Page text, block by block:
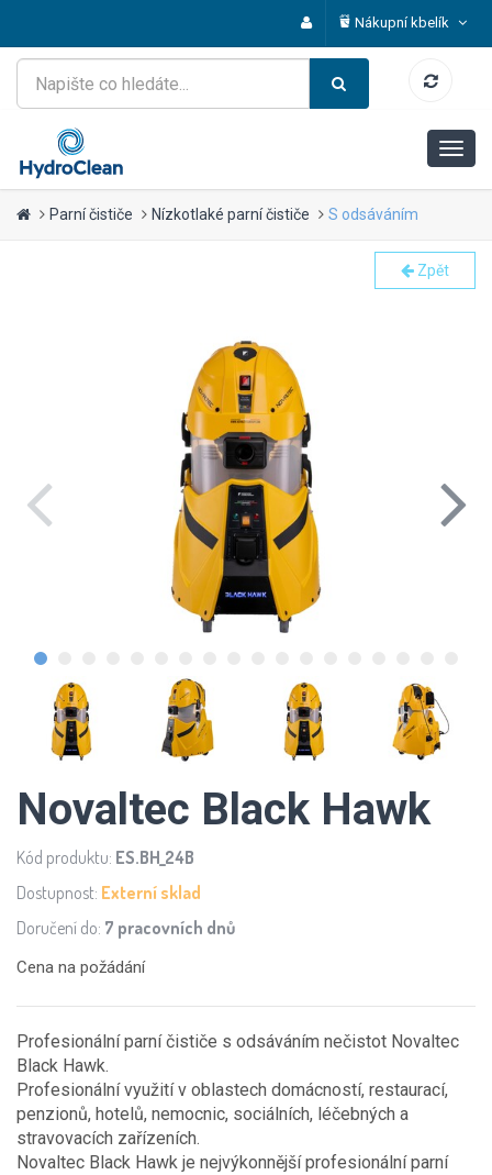
Nákupní kbelík
Parní čističe Nízkotlaké parní čističe S odsáváním
Zpět
Novaltec Black Hawk
Kód produktu: ES.BH_24B
Dostupnost: Externí sklad
Doručení do: 7 pracovních dnů
Cena na požádání
Profesionální parní čističe s odsáváním nečistot Novaltec
Black Hawk.
Profesionální využití v oblastech domácností, restaurací,
penzionů, hotelů, nemocnic, sociálních, léčebných a
stravovacích zařízeních.
Novaltec Black Hawk je nejvýkonnější profesionální parní